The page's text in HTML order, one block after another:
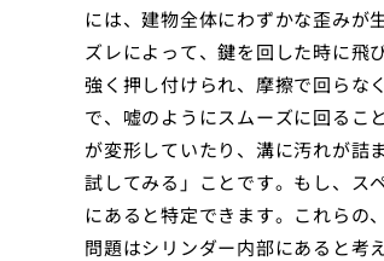
には、建物全体にわずかな歪みが
ズレによって、鍵を回した時に飛
強く押し付けられ、摩擦で回らな
で、嘘のようにスムーズに回るこ
が変形していたり、溝に汚れが詰
試してみる」ことです。もし、ス
にあると特定できます。これらの
問題はシリンダー内部にあると考